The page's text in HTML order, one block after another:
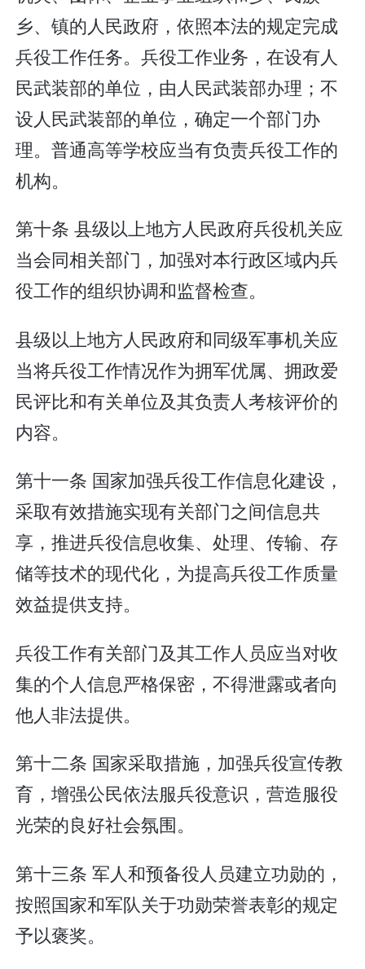
乡、镇的人民政府，依照本法的规定完成
兵役工作任务。兵役工作业务，在设有人
民武装部的单位，由人民武装部办理；不
设人民武装部的单位，确定一个部门办
理。普通高等学校应当有负责兵役工作的
机构。
第十条 县级以上地方人民政府兵役机关应
当会同相关部门，加强对本行政区域内兵
役工作的组织协调和监督检查。
县级以上地方人民政府和同级军事机关应
当将兵役工作情况作为拥军优属、拥政爱
民评比和有关单位及其负责人考核评价的
内容。
第十一条 国家加强兵役工作信息化建设，
采取有效措施实现有关部门之间信息共
享，推进兵役信息收集、处理、传输、存
储等技术的现代化，为提高兵役工作质量
效益提供支持。
兵役工作有关部门及其工作人员应当对收
集的个人信息严格保密，不得泄露或者向
他人非法提供。
第十二条 国家采取措施，加强兵役宣传教
育，增强公民依法服兵役意识，营造服役
光荣的良好社会氛围。
第十三条 军人和预备役人员建立功勋的，
按照国家和军队关于功勋荣誉表彰的规定
予以褒奖。